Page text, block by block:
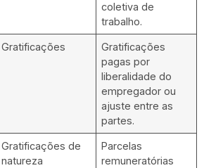
coletiva de
trabalho.
Gratificações
Gratificações
pagas por
liberalidade do
empregador ou
ajuste entre as
partes.
Gratificações de
natureza
Parcelas
remuneratórias